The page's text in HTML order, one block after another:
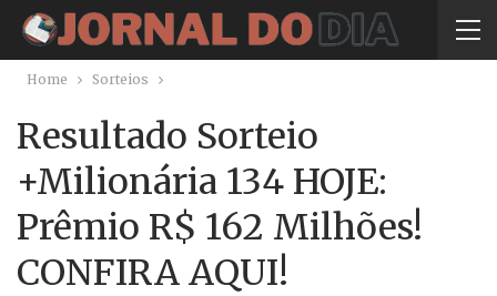
Home Sorteios
Resultado Sorteio
+Milionária 134 HOJE:
Prêmio R$ 162 Milhões!
CONFIRA AQUI!